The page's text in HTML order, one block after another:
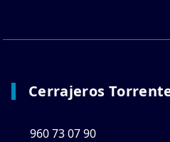
Cerrajeros
960 73 07 90